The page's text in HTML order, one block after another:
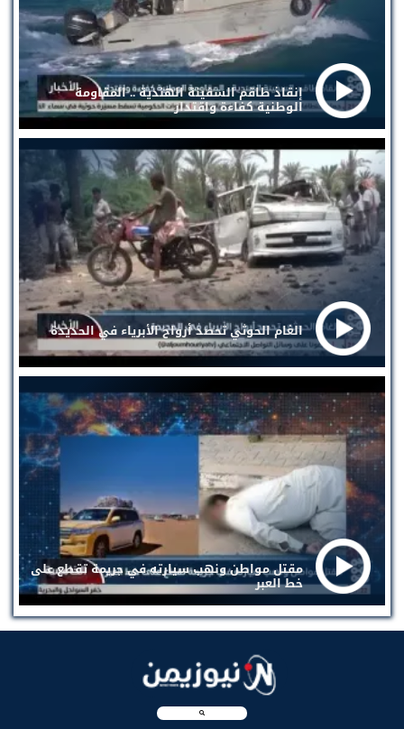
إنقاذ طاقم السفينة الهندية .. المقاومة
الوطنية كفاءة واقتدار
الغام الحوثي تحصد أرواح الأبرياء في الحديدة
مقتل مواطن ونهب سيارته في جريمة تقطع على
خط العبر